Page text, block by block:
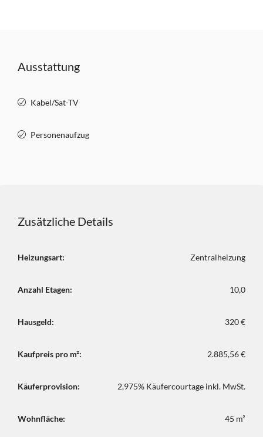
Ausstattung
Kabel/Sat-TV
Personenaufzug
Zusätzliche Details
Heizungsart: Zentralheizung
Anzahl Etagen: 10,0
Hausgeld: 320 €
Kaufpreis pro m²: 2.885,56 €
Käuferprovision: 2,975% Käufercourtage inkl. MwSt.
Wohnfläche: 45 m²